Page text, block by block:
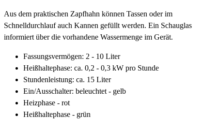
Aus dem praktischen Zapfhahn können Tassen oder im
Schnelldurchlauf auch Kannen gefüllt werden. Ein Schauglas
informiert über die vorhandene Wassermenge im Gerät.
Fassungsvermögen: 2 - 10 Liter
Heißhaltephase: ca. 0,2 - 0,3 kW pro Stunde
Stundenleistung: ca. 15 Liter
Ein/Ausschalter: beleuchtet - gelb
Heizphase - rot
Heißhaltephase - grün